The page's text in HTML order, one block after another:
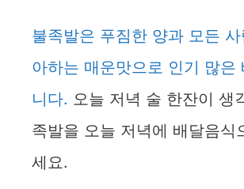
불족발은 푸짐한 양과 모든
아하는 매운맛으로 인기 많은
니다. 오늘 저녁 술 한잔이 생
족발을 오늘 저녁에 배달음식
세요.